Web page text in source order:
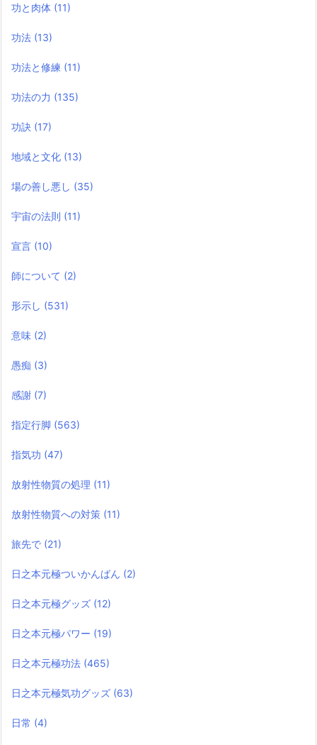
功と肉体 (11)
功法 (13)
功法と修練 (11)
功法の力 (135)
功訣 (17)
地域と文化 (13)
場の善し悪し (35)
宇宙の法則 (11)
宣言 (10)
師について (2)
形示し (531)
意味 (2)
愚痴 (3)
感謝 (7)
指定行脚 (563)
指気功 (47)
放射性物質の処理 (11)
放射性物質への対策 (11)
旅先で (21)
日之本元極ついかんばん (2)
日之本元極グッズ (12)
日之本元極パワー (19)
日之本元極功法 (465)
日之本元極気功グッズ (63)
日常 (4)